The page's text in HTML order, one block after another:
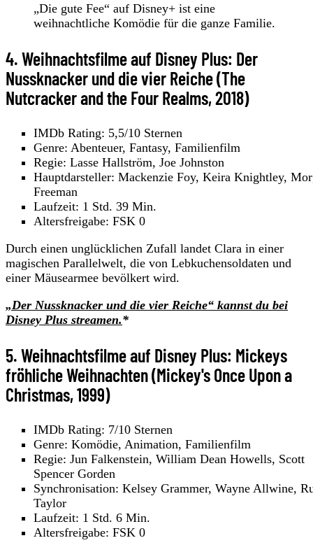
„Die gute Fee“ auf Disney+ ist eine
weihnachtliche Komödie für die ganze Familie.
4. Weihnachtsfilme auf Disney Plus: Der
Nussknacker und die vier Reiche (The
Nutcracker and the Four Realms, 2018)
IMDb Rating: 5,5/10 Sternen
Genre: Abenteuer, Fantasy, Familienfilm
Regie: Lasse Hallström, Joe Johnston
Hauptdarsteller: Mackenzie Foy, Keira Knightley,
Freeman
Laufzeit: 1 Std. 39 Min.
Altersfreigabe: FSK 0
Durch einen unglücklichen Zufall landet Clara in einer
magischen Parallelwelt, die von Lebkuchensoldaten und
einer Mäusearmee bevölkert wird.
„Der Nussknacker und die vier Reiche“ kannst du bei
Disney Plus streamen.*
5. Weihnachtsfilme auf Disney Plus: Mickeys
fröhliche Weihnachten (Mickey's Once Upon a
Christmas, 1999)
IMDb Rating: 7/10 Sternen
Genre: Komödie, Animation, Familienfilm
Regie: Jun Falkenstein, William Dean Howells, Scott
Spencer Gorden
Synchronisation: Kelsey Grammer, Wayne Allwine,
Taylor
Laufzeit: 1 Std. 6 Min.
Altersfreigabe: FSK 0